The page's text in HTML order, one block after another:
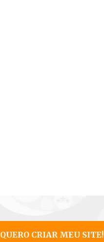
QUERO CRIAR MEU SITE!